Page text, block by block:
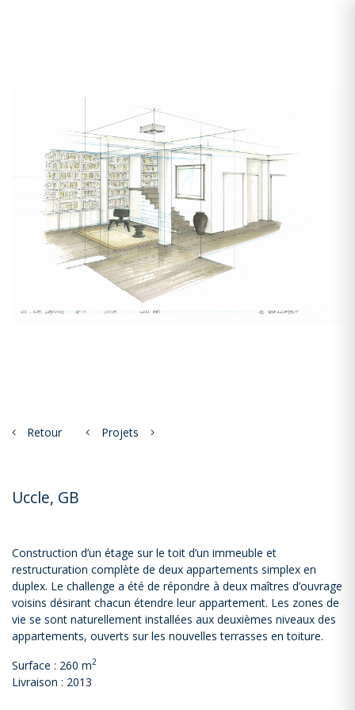
Retour Projets
Uccle, GB
Construction d’un étage sur le toit d’un immeuble et
restructuration complète de deux appartements simplex en
duplex. Le challenge a été de répondre à deux maîtres d’ouvrage
voisins désirant chacun étendre leur appartement. Les zones de
vie se sont naturellement installées aux deuxièmes niveaux des
appartements, ouverts sur les nouvelles terrasses en toiture.
Surface : 260 m2
Livraison : 2013